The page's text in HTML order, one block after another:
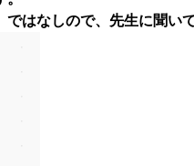
はなしので、先生に聞い